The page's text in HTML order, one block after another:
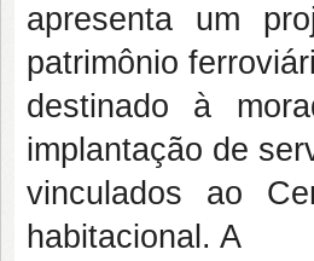
apresenta um
patrimônio
destinado à
implantação de
vinculados ao
habitacional. A